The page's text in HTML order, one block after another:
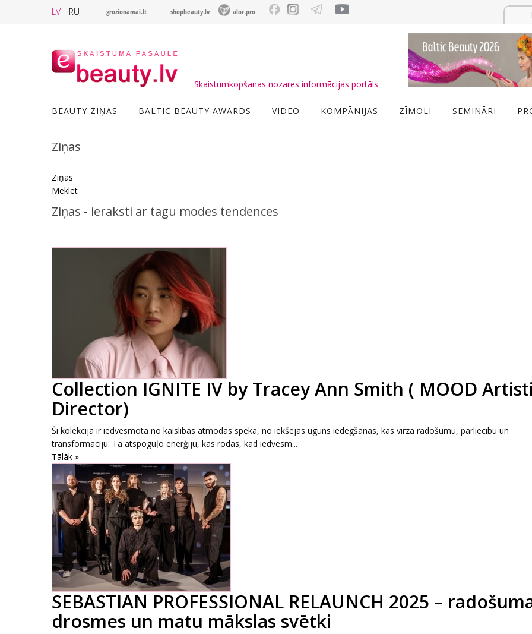
LV RU grozionamai.lt shopbeauty.lv alor.pro
Skaistumkopšanas nozares informācijas portāls
BEAUTY ZIŅAS BALTIC BEAUTY AWARDS VIDEO KOMPĀNIJAS ZĪMOLI SEMINĀRI
Ziņas
Ziņas
Meklēt
Ziņas - ieraksti ar tagu modes tendences
Collection IGNITE IV by Tracey Ann Smith ( MOOD
Director)
Šī kolekcija ir iedvesmota no kaislības atmodas spēka, no iekšējās uguns iedegšanas, kas virza radošumu, pārliecību un
transformāciju. Tā atspoguļo enerģiju, kas rodas, kad iedvesm...
Tālāk »
SEBASTIAN PROFESSIONAL RELAUNCH 2025 –
drosmes un matu mākslas svētki